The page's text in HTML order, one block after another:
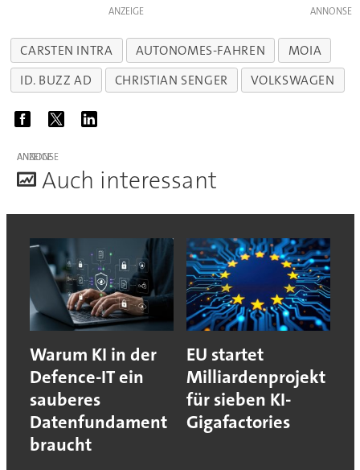
ANZEIGE
CARSTEN INTRA AUTONOMES-FAHREN
MOIA
ID. BUZZ AD
CHRISTIAN SENGER VOLKSWAGEN
ANZEIGE
Auch interessant
Warum KI in der
Defence-IT ein
sauberes
Datenfundament
braucht
EU startet
Milliardenprojekt
für sieben KI-
Gigafactories